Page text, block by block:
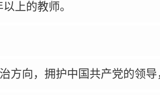
上的教师。
方向，拥护中国共产党的领